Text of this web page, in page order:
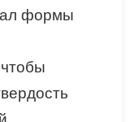
формы
чтобы